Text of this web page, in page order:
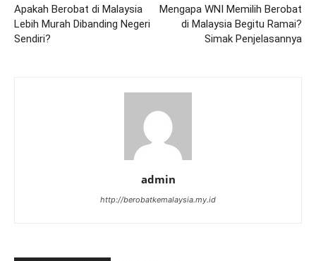
Apakah Berobat di Malaysia
Lebih Murah Dibanding Negeri
Sendiri?
Mengapa WNI Memilih Berobat
di Malaysia Begitu Ramai?
Simak Penjelasannya
admin
http://berobatkemalaysia.my.id